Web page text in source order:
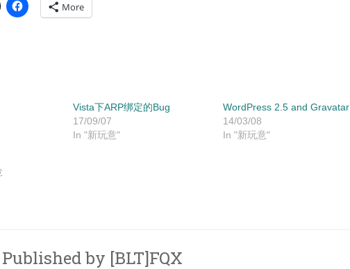
More
Vista下ARP绑定的Bug
17/09/07
In "新玩意"
WordPress 2.5 and Gravatar
14/03/08
In "新玩意"
Published by [BLT]FQX